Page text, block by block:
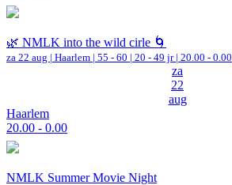
🌿 NMLK into the wild cirle 🌀
za 22 aug | Haarlem | 55 - 60 | 20 - 49 jr | 20.00 - 0.00
za
22
aug
Haarlem
20.00 - 0.00
NMLK Summer Movie Night